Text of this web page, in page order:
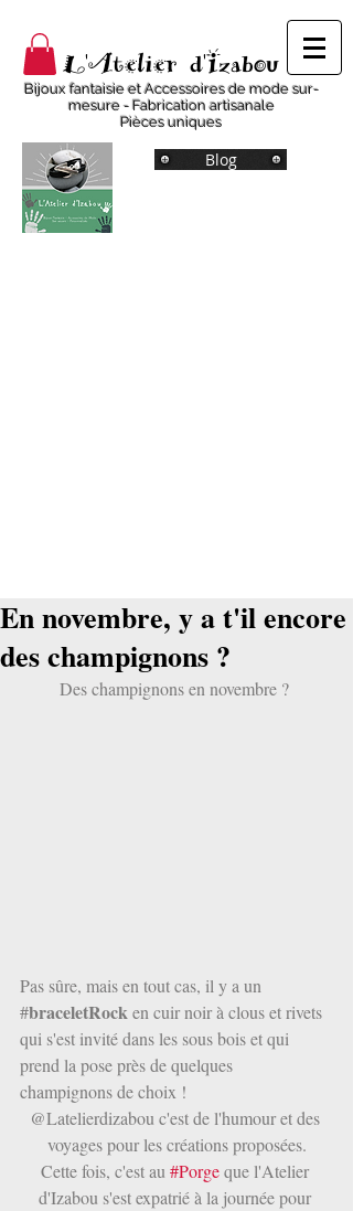
L'Atelier d'Izabou
Bijoux fantaisie et Accessoires de mode sur-
mesure - Fabrication artisanale
Pièces uniques
Blog
En novembre, y a t'il encore
des champignons ?
Des champignons en novembre ?
Pas sûre, mais en tout cas, il y a un
#braceletRock en cuir noir à clous et rivets
qui s'est invité dans les sous bois et qui
prend la pose près de quelques
champignons de choix !
@Latelierdizabou c'est de l'humour et des
voyages pour les créations proposées.
Cette fois, c'est au #Porge que l'Atelier
d'Izabou s'est expatrié à la journée pour